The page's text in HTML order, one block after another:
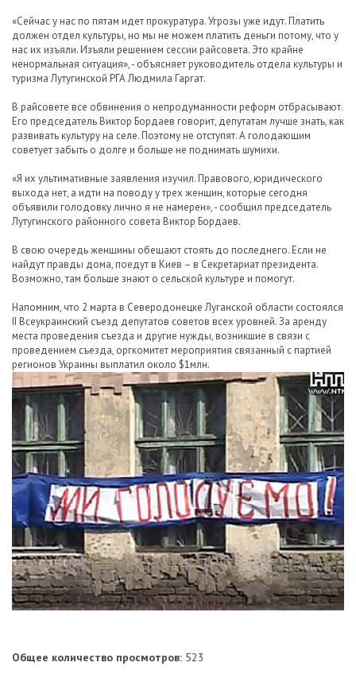
«Сейчас у нас по пятам идет прокуратура. Угрозы уже идут. Платить
должен отдел культуры, но мы не можем платить деньги потому, что у
нас их изъяли. Изъяли решением сессии райсовета. Это крайне
ненормальная ситуация», - объясняет руководитель отдела культуры и
туризма Лутугинской РГА Людмила Гаргат.
В райсовете все обвинения о непродуманности реформ отбрасывают.
Его председатель Виктор Бордаев говорит, депутатам лучше знать, как
развивать культуру на селе. Поэтому не отступят. А голодающим
советует забыть о долге и больше не поднимать шумихи.
«Я их ультимативные заявления изучил. Правового, юридического
выхода нет, а идти на поводу у трех женщин, которые сегодня
объявили голодовку лично я не намерен», - сообщил председатель
Лутугинского районного совета Виктор Бордаев.
В свою очередь женщины обещают стоять до последнего. Если не
найдут правды дома, поедут в Киев – в Секретариат президента.
Возможно, там больше знают о сельской культуре и помогут.
Напомним, что 2 марта в Северодонецке Луганской области состоялся
II Всеукраинский съезд депутатов советов всех уровней. За аренду
места проведения съезда и другие нужды, возникшие в связи с
проведением съезда, оргкомитет мероприятия связанный с партией
регионов Украины выплатил около $1млн.
Общее количество просмотров: 523